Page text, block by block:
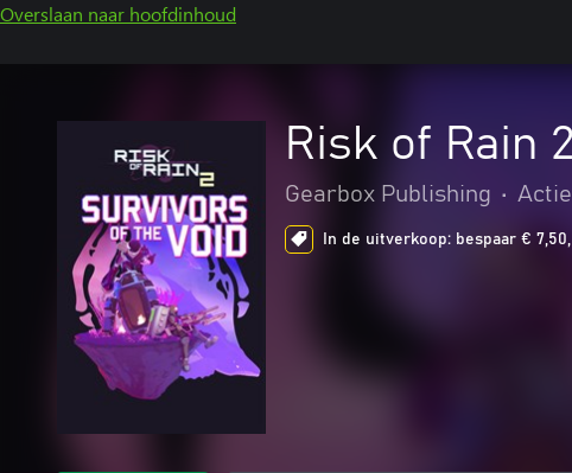
Overslaan naar hoofdinhoud
Risk of Rain
Gearbox Publishing •
In de uitverkoop: bespaar €